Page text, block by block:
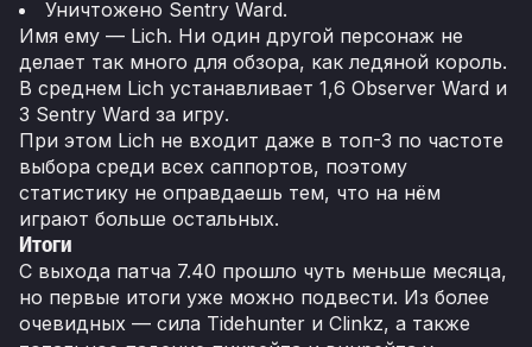
Уничтожено Sentry Ward.
Имя ему — Lich. Ни один другой персонаж не
делает так много для обзора, как ледяной король.
В среднем Lich устанавливает 1,6 Observer Ward и
3 Sentry Ward за игру.
При этом Lich не входит даже в топ-3 по частоте
выбора среди всех саппортов, поэтому
статистику не оправдаешь тем, что на нём
играют больше остальных.
Итоги
С выхода патча 7.40 прошло чуть меньше месяца,
но первые итоги уже можно подвести. Из более
очевидных — сила Tidehunter и Clinkz, а также